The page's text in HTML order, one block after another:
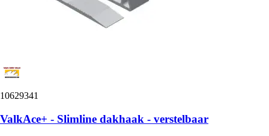
10629341
ValkAce+ - Slimline dakhaak - verstelbaar